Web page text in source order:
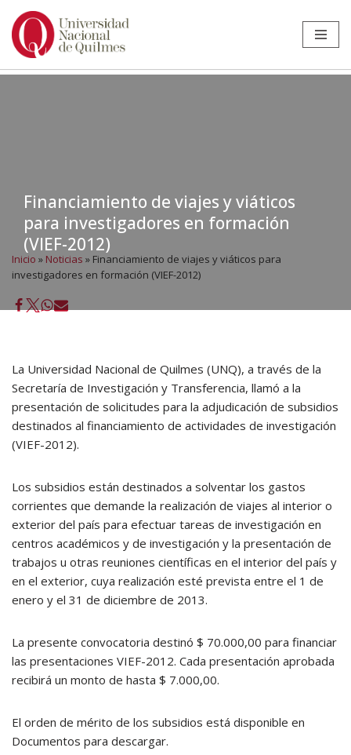
Ir
Financiamiento de viajes y viáticos
para investigadores en formación
(VIEF-2012)
Inicio » Noticias » Financiamiento de viajes y viáticos para
investigadores en formación (VIEF-2012)
La Universidad Nacional de Quilmes (UNQ), a través de la
Secretaría de Investigación y Transferencia, llamó a la
presentación de solicitudes para la adjudicación de subsidios
destinados al financiamiento de actividades de investigación
(VIEF-2012).
Los subsidios están destinados a solventar los gastos
corrientes que demande la realización de viajes al interior o
exterior del país para efectuar tareas de investigación en
centros académicos y de investigación y la presentación de
trabajos u otras reuniones científicas en el interior del país y
en el exterior, cuya realización esté prevista entre el 1 de
enero y el 31 de diciembre de 2013.
La presente convocatoria destinó $ 70.000,00 para financiar
las presentaciones VIEF-2012. Cada presentación aprobada
recibirá un monto de hasta $ 7.000,00.
El orden de mérito de los subsidios está disponible en
Documentos para descargar.